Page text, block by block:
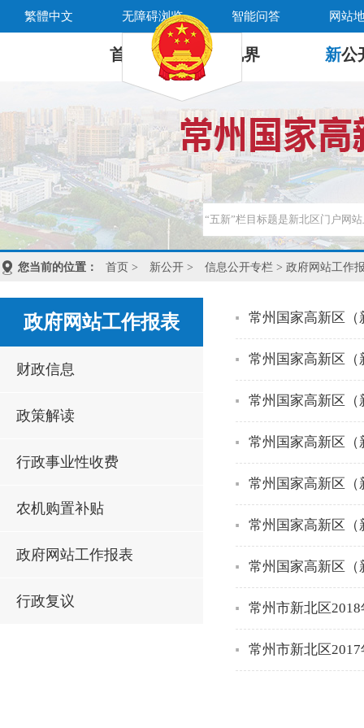
繁體中文 无障碍浏览 智能问答 网站
首 页 新 视界 新公
您当前的位置： 首页 > 新公开 > 信息公开专栏 > 政府网站工作
政府网站工作报表
财政信息
政策解读
行政事业性收费
农机购置补贴
政府网站工作报表
行政复议
常州国家高新区（
常州国家高新区（
常州国家高新区（
常州国家高新区（
常州国家高新区（
常州国家高新区（
常州国家高新区（
常州市新北区
常州市新北区